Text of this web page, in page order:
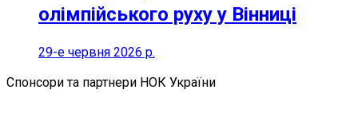
олімпійського руху у Вінниці
29-е червня 2026 р.
Спонсори та партнери НОК України